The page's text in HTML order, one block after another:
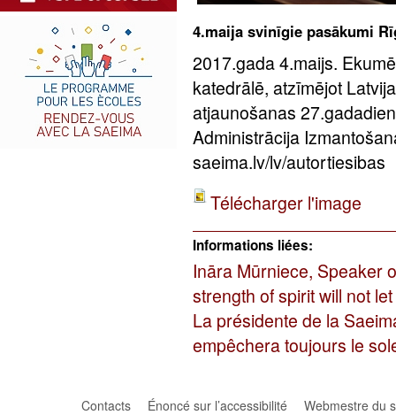
4.maija svinīgie pasākumi
2017.gada 4.maijs.
katedrālē, atzīmējot
atjaunošanas
Administrācija
saeima.lv/lv/autortiesibas
Télécharger l'image
Informations liées:
Ināra Mūrniece, Speaker
strength of spirit will not
La présidente de la
empêchera toujours le
Contacts Énoncé sur l’accessibilité
Webmestre du